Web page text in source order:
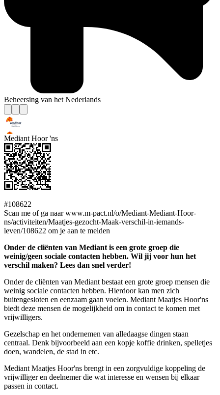
Beheersing van het Nederlands
Mediant Hoor 'ns
#108622
Scan me of ga naar www.m-pact.nl/o/Mediant-Mediant-Hoor-
ns/activiteiten/Maatjes-gezocht-Maak-verschil-in-iemands-
leven/108622 om je aan te melden
Onder de cliënten van Mediant is een grote groep die
weinig/geen sociale contacten hebben. Wil jij voor hun het
verschil maken? Lees dan snel verder!
Onder de cliënten van Mediant bestaat een grote groep mensen die
weinig sociale contacten hebben. Hierdoor kan men zich
buitengesloten en eenzaam gaan voelen. Mediant Maatjes Hoor'ns
biedt deze mensen de mogelijkheid om in contact te komen met
vrijwilligers.
Gezelschap en het ondernemen van alledaagse dingen staan
centraal. Denk bijvoorbeeld aan een kopje koffie drinken, spelletjes
doen, wandelen, de stad in etc.
Mediant Maatjes Hoor'ns brengt in een zorgvuldige koppeling de
vrijwilliger en deelnemer die wat interesse en wensen bij elkaar
passen in contact.